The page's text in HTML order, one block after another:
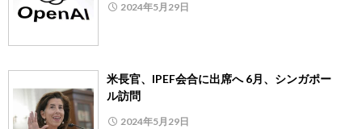
2024年5月29日
米長官、IPEF会合に出席へ 6月、シンガポー
ル訪問
2024年5月29日